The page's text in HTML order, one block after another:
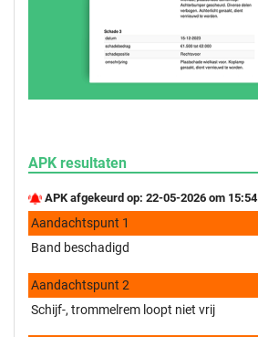
APK resultaten
APK afgekeurd op: 22-05-2026 om 15:54
Aandachtspunt 1
Band beschadigd
Aandachtspunt 2
Schijf-, trommelrem loopt niet vrij